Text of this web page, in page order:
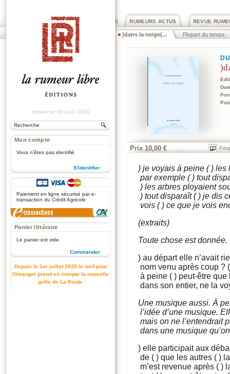
REVUE
RUMEURS ACTUS
PRIX ROGER DEXTRE
)dans la neige(... Plupart du temps
dimanche 09 août 2026
Mon compte
Vous n'êtes pas identifié
S'identifier
Paiement en ligne sécurisé par e-
transaction du Crédit Agricole
Panier littéraire
Le panier est vide
Commander
Depuis le 1er juillet 2025 le tarif pour
l'étranger prend en compte la nouvelle
grille de La Poste.
Prix 10,00 €
) je voyais à peine ( ) les
par exemple ( ) tout
) les arbres ployaient
) tout disparaît ( ) je dis
vois ( ) ce que je vois
(extraits)
Toute chose est donnée.
) au départ elle n’avait
nom venu après coup ?
à peine ( ) peut-être que
dans son entier, ne la
Une musique aussi. À
l’idée d’une musique.
mais on ne l’entendrait
dans une musique
) elle participait aux
de ( ) que les autres ( )
m’est revenue après ( )